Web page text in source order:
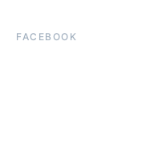
FACEBOOK